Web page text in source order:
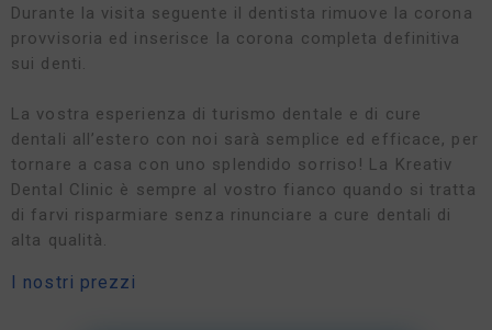
Durante la visita seguente il dentista rimuove la corona
provvisoria ed inserisce la corona completa definitiva
sui denti.
La vostra esperienza di turismo dentale e di cure
dentali all’estero con noi sarà semplice ed efficace, per
tornare a casa con uno splendido sorriso! La Kreativ
Dental Clinic è sempre al vostro fianco quando si tratta
di farvi risparmiare senza rinunciare a cure dentali di
alta qualità.
I nostri prezzi